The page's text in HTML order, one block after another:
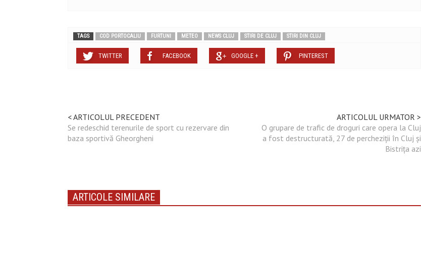
TAGS COD PORTOCALIU FURTUNI METEO NEWS CLUJ STIRI DE CLUJ STIRI DIN CLUJ
TWITTER FACEBOOK GOOGLE + PINTEREST
< ARTICOLUL PRECEDENT
Se redeschid terenurile de sport cu rezervare din
baza sportivă Gheorgheni
ARTICOLUL URMATOR >
O grupare de trafic de droguri care opera la Cluj
a fost destructurată, 27 de percheziții în Cluj și
Bistrița azi
ARTICOLE SIMILARE